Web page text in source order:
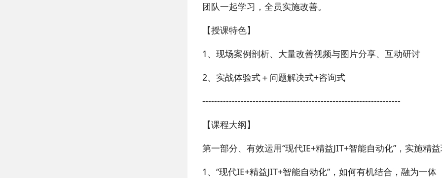
团队一起学习，全员实施改善。
【授课特色】
1、现场案例剖析、大量改善视频与图片分享、互动研讨
2、实战体验式＋问题解决式+咨询式
-------------------------------------------------------------------
【课程大纲】
第一部分、有效运用“现代IE+精益JIT+智能自动化”，实施精
1、“现代IE+精益JIT+智能自动化”，如何有机结合，融为一体